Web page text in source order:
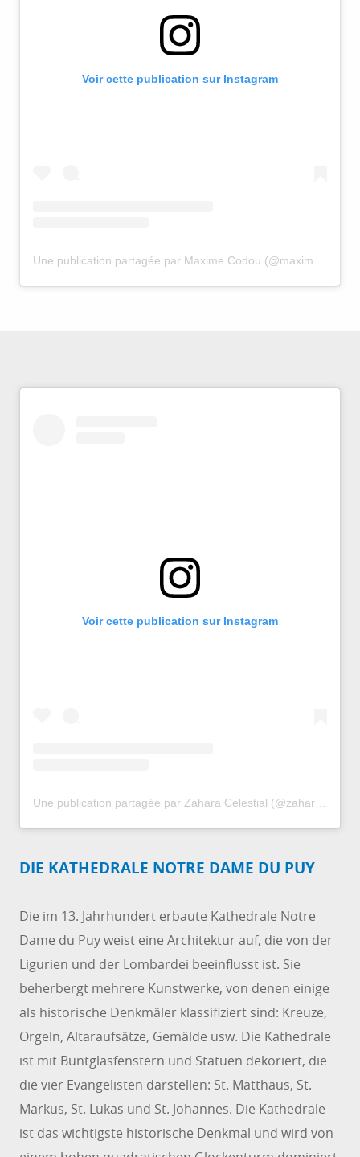
Voir cette publication sur Instagram
Voir cette publication sur Instagram
Une publication partagée par Zahara Celestial (@zaharacelestial)
DIE KATHEDRALE NOTRE DAME DU PUY
Die im 13. Jahrhundert erbaute Kathedrale Notre
Dame du Puy weist eine Architektur auf, die von der
Ligurien und der Lombardei beeinflusst ist. Sie
beherbergt mehrere Kunstwerke, von denen einige
als historische Denkmäler klassifiziert sind: Kreuze,
Orgeln, Altaraufsätze, Gemälde usw. Die Kathedrale
ist mit Buntglasfenstern und Statuen dekoriert, die
die vier Evangelisten darstellen: St. Matthäus, St.
Markus, St. Lukas und St. Johannes. Die Kathedrale
ist das wichtigste historische Denkmal und wird von